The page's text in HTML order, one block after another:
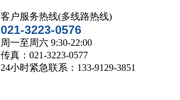
客户服务热线(多线路热线)
021-3223-0576
周一至周六 9:30-22:00
传真：021-3223-0577
24小时紧急联系：133-9129-3851